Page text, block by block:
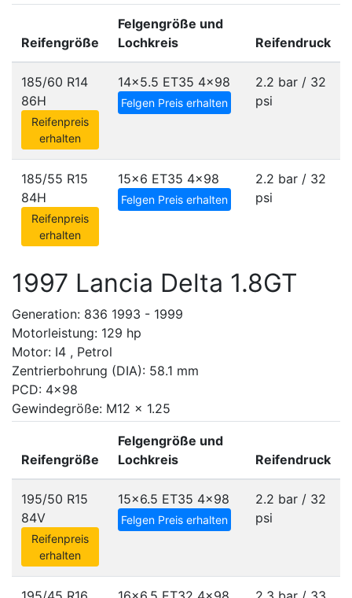
Reifengröße
Felgengröße und
Lochkreis
Reifendruck
185/60 R14
86H
Reifenpreis
erhalten
14x5.5 ET35 4x98
Felgen Preis erhalten
2.2 bar / 32
psi
185/55 R15
84H
Reifenpreis
erhalten
15x6 ET35 4x98
Felgen Preis erhalten
2.2 bar / 32
psi
1997 Lancia Delta 1.8GT
Generation: 836 1993 - 1999
Motorleistung: 129 hp
Motor: I4 , Petrol
Zentrierbohrung (DIA): 58.1 mm
PCD: 4x98
Gewindegröße: M12 x 1.25
Reifengröße
Felgengröße und
Lochkreis
Reifendruck
195/50 R15
84V
Reifenpreis
erhalten
15x6.5 ET35 4x98
Felgen Preis erhalten
2.2 bar / 32
psi